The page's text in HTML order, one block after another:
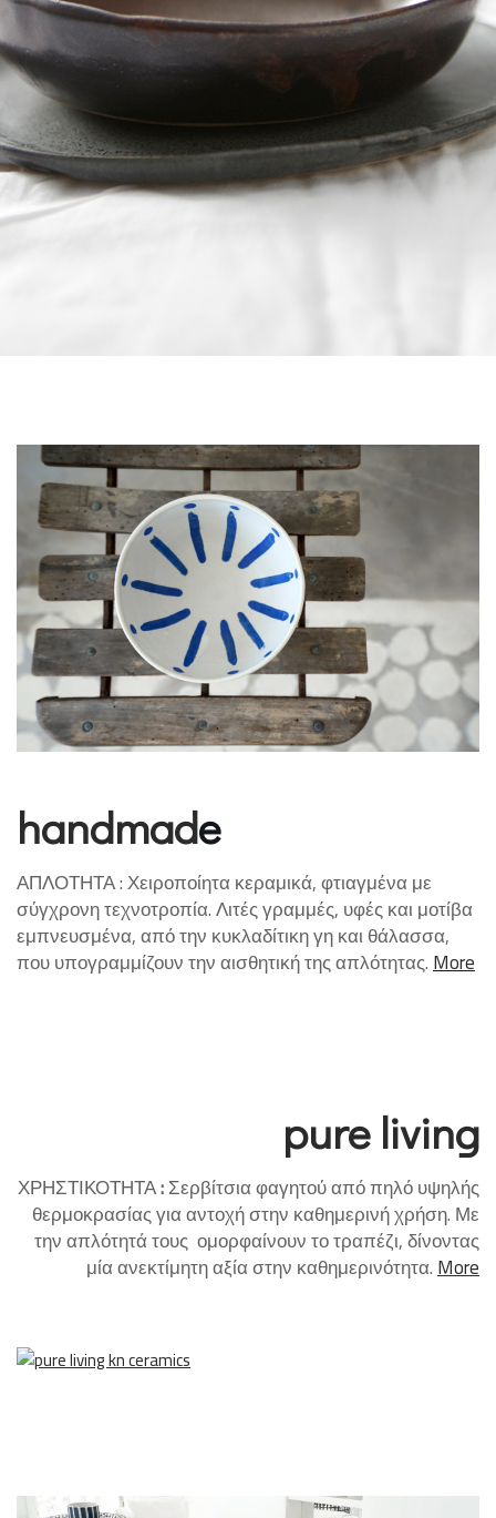
handmade
ΑΠΛΟΤΗΤΑ : Χειροποίητα κεραμικά, φτιαγμένα με
σύγχρονη τεχνοτροπία. Λιτές γραμμές, υφές και μοτίβα
εμπνευσμένα, από την κυκλαδίτικη γη και θάλασσα,
που υπογραμμίζουν την αισθητική της απλότητας.More
pure living
ΧΡΗΣΤΙΚΟΤΗΤΑ:Σερβίτσια φαγητού από πηλό υψηλής
θερμοκρασίας για αντοχή στην καθημερινή χρήση. Με
την απλότητά τους ομορφαίνουν το τραπέζι, δίνοντας
μία ανεκτίμητη αξία στην καθημερινότητα.More